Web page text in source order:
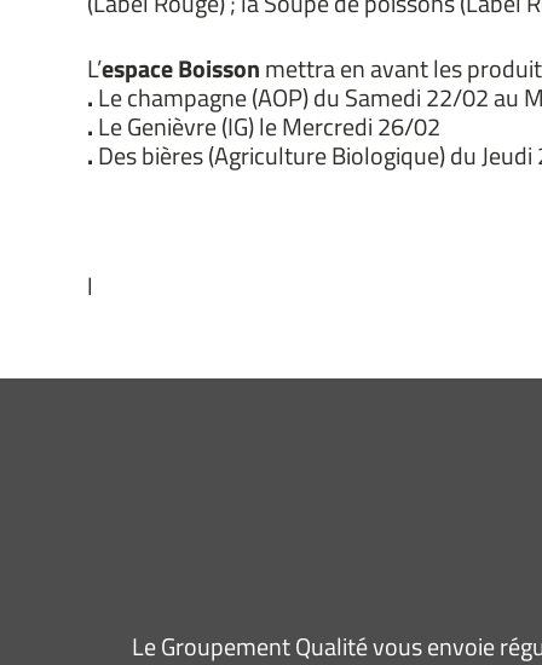
L’espace Boissonmettra en avant les
.Le champagne (AOP) du Samedi 22/02 au
.Le Genièvre (IG) le Mercredi 26/02
.Des bières (Agriculture Biologique) du
l
Le Groupement Qualité vous envoie